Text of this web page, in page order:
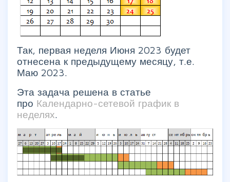
Так, первая неделя Июня 2023 будет
отнесена к предыдущему месяцу, т.е.
Маю 2023.
Эта задача решена в статье
про Календарно-сетевой график в
неделях.